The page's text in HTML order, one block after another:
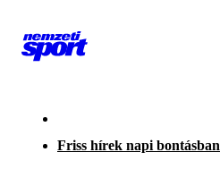
Friss hírek napi bontásban